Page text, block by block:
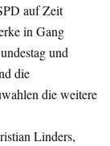
auf Zeit
in Gang
und
die
die weitere
Linders,